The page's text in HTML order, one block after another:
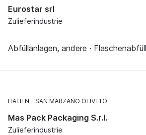
Eurostar srl
Zulieferindustrie
Abfüllanlagen, andere ·
ITALIEN SAN MARZANO OLIVETO
Mas Pack Packaging S.r.l.
Zulieferindustrie